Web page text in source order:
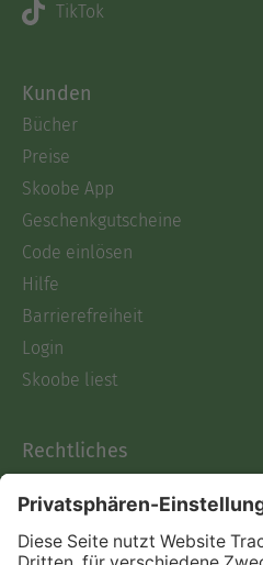
TikTok
Kunden
Bücher
Preise
Skoobe App
Geschenkgutscheine
Code einlösen
Hilfe
Barrierefreiheit
Login
Skoobe liest
Rechtliches
AGB
Informationen nach Data